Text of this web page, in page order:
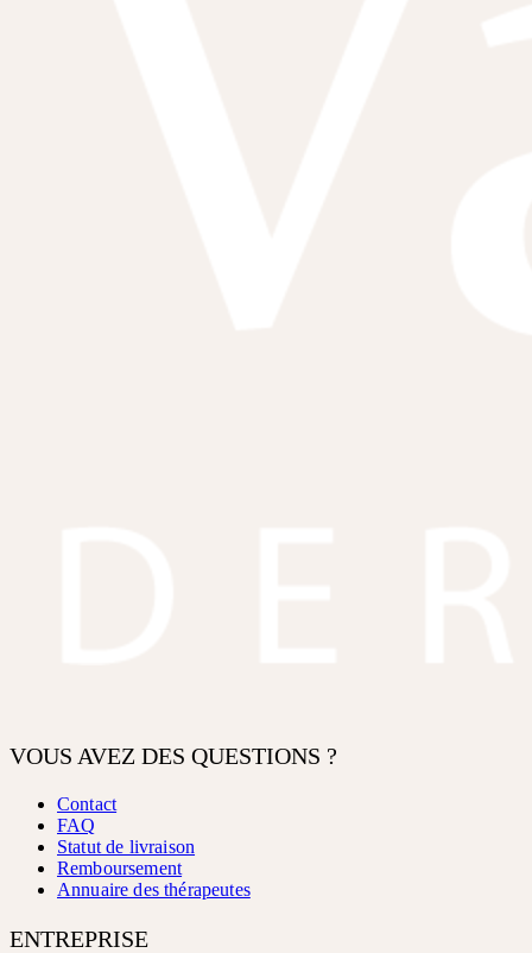
VOUS AVEZ DES QUESTIONS ?
Contact
FAQ
Statut de livraison
Remboursement
Annuaire des thérapeutes
ENTREPRISE